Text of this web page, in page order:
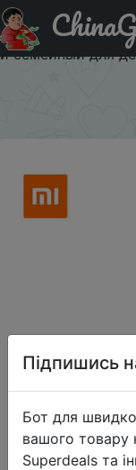
Придбати по
электронный
и семейный для
Підпишись
Бот для
вашого товару
Superdeals та